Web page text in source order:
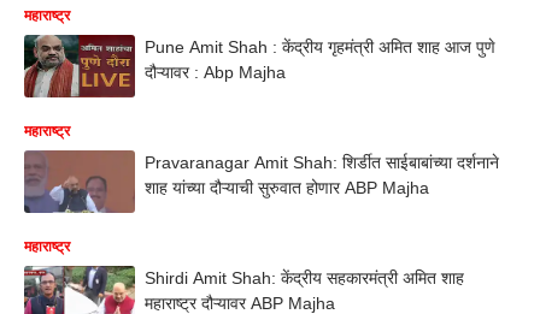
महाराष्ट्र
Pune Amit Shah : केंद्रीय गृहमंत्री अमित शाह आज पुणे
दौऱ्यावर : Abp Majha
महाराष्ट्र
Pravaranagar Amit Shah: शिर्डीत साईबाबांच्या दर्शनाने
शाह यांच्या दौऱ्याची सुरुवात होणार ABP Majha
महाराष्ट्र
Shirdi Amit Shah: केंद्रीय सहकारमंत्री अमित शाह
महाराष्ट्र दौऱ्यावर ABP Majha